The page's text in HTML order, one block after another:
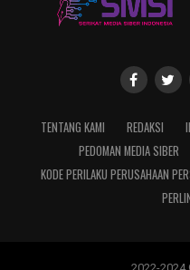
TENTANG KAMI REDAKSI
PEDOMAN MEDIA SIBER
KODE PERILAKU PERUSAHAAN